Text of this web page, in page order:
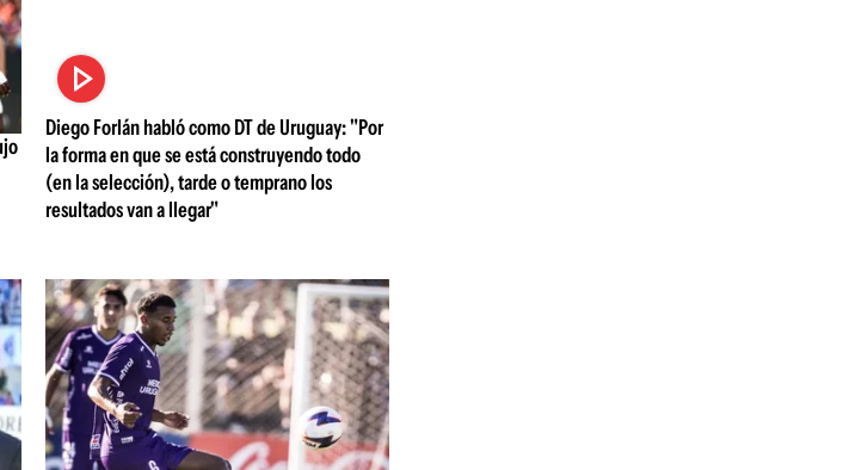
Diego Forlán habló como DT de Uruguay: "Por
la forma en que se está construyendo todo
(en la selección), tarde o temprano los
resultados van a llegar"